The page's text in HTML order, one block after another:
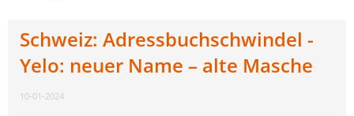
Schweiz: Adressbuchschwindel -
Yelo: neuer Name – alte Masche
10-01-2024